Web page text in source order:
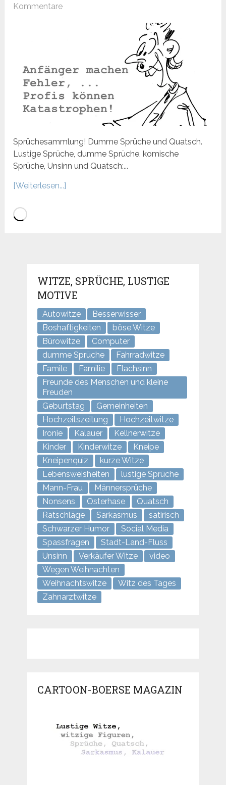
Kommentare
Sprüchesammlung! Dumme Sprüche und Quatsch.
Lustige Sprüche, dumme Sprüche, komische
Sprüche, Unsinn und Quatsch:...
[Weiterlesen...]
WITZE, SPRÜCHE, LUSTIGE
MOTIVE
Autowitze
Besserwisser
Boshaftigkeiten
böse Witze
Bürowitze
Computer
dumme Sprüche
Fahrradwitze
Famile
Familie
Flachsinn
Freunde des Menschen und kleine
Freuden
Geburtstag
Gemeinheiten
Hochzeitszeitung
Hochzeitwitze
Ironie
Kalauer
Kellnerwitze
Kinder
Kinderwitze
Kneipe
Kneipenquiz
kurze Witze
Lebensweisheiten
lustige Sprüche
Mann-Frau
Männersprüche
Nonsens
Osterhase
Quatsch
Ratschläge
Sarkasmus
satirisch
Schwarzer Humor
Social Media
Spassfragen
Stadt-Land-Fluss
Unsinn
Verkäufer Witze
video
Wegen Weihnachten
Weihnachtswitze
Witz des Tages
Zahnarztwitze
CARTOON-BOERSE MAGAZIN